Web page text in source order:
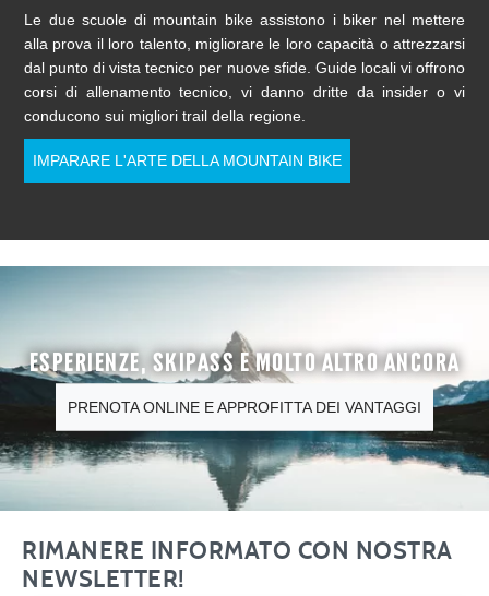
Le due scuole di mountain bike assistono i biker nel mettere
alla prova il loro talento, migliorare le loro capacità o attrezzarsi
dal punto di vista tecnico per nuove sfide. Guide locali vi offrono
corsi di allenamento tecnico, vi danno dritte da insider o vi
conducono sui migliori trail della regione.
IMPARARE L'ARTE DELLA MOUNTAIN BIKE
Esperienze, skipass e molto altro ancora
PRENOTA ONLINE E APPROFITTA DEI VANTAGGI
RIMANERE INFORMATO CON NOSTRA
NEWSLETTER!